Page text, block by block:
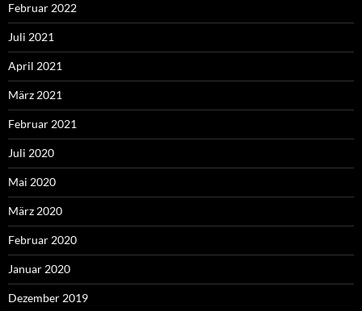
Februar 2022
Juli 2021
April 2021
März 2021
Februar 2021
Juli 2020
Mai 2020
März 2020
Februar 2020
Januar 2020
Dezember 2019